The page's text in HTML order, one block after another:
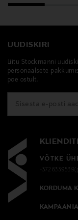
Tootja aadress
Hämeentie 15,
Digitaalne aadress
Märksõnad
Estée Lauder,
UUDISKIRI
Liitu Stockmanni
personaalsete
poe ostult.
VÕTKE
+372
KORDUMA